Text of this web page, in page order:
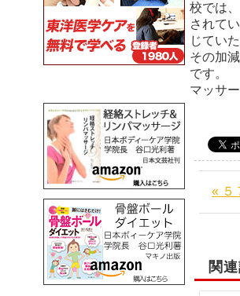
校では
されて
じてい
その加
マッサ
« ５
関